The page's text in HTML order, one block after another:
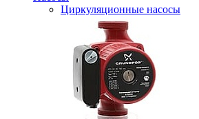
Циркуляционные насосы